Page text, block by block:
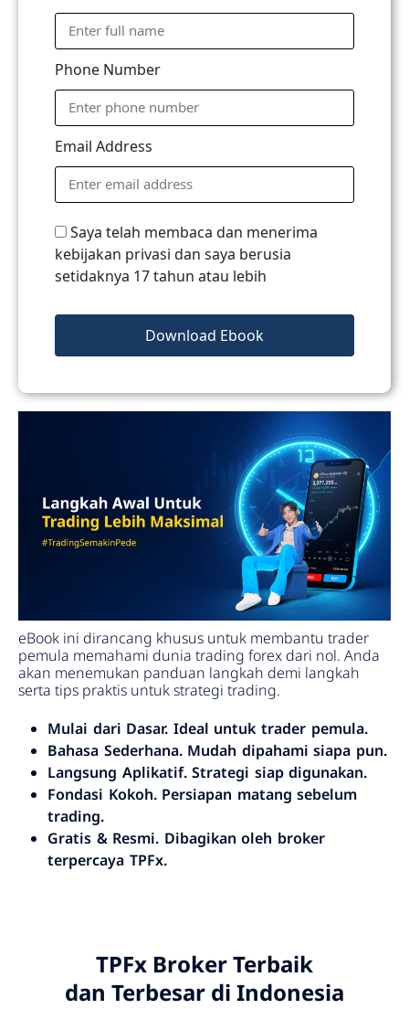
Phone Number
Email Address
Saya telah membaca dan menerima
kebijakan privasi dan saya berusia
setidaknya 17 tahun atau lebih
Download Ebook
eBook ini dirancang khusus untuk membantu trader
pemula memahami dunia trading forex dari nol. Anda
akan menemukan panduan langkah demi langkah
serta tips praktis untuk strategi trading.
Mulai dari Dasar. Ideal untuk trader pemula.
Bahasa Sederhana. Mudah dipahami siapa pun.
Langsung Aplikatif. Strategi siap digunakan.
Fondasi Kokoh. Persiapan matang sebelum
trading.
Gratis & Resmi. Dibagikan oleh broker
terpercaya TPFx.
TPFx Broker Terbaik
dan Terbesar di Indonesia